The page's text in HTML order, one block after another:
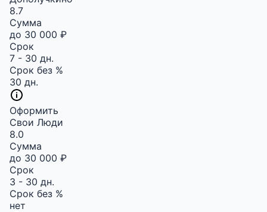
8.7
Сумма
до 30 000 ₽
Срок
7 - 30 дн.
Срок без %
30 дн.
Оформить
Свои Люди
8.0
Сумма
до 30 000 ₽
Срок
3 - 30 дн.
Срок без %
нет